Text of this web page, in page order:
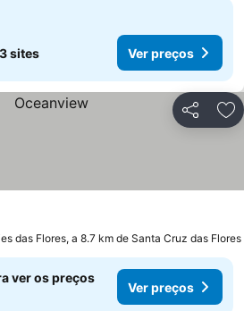
3 sites Ver preços
Partilhar
das Flores, a 8.7 km de Santa Cruz das Flores
ver os preços
Ver preços